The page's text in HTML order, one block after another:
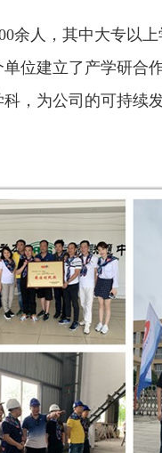
余人，其中大专以
位建立了产学研合
，为公司的可持续